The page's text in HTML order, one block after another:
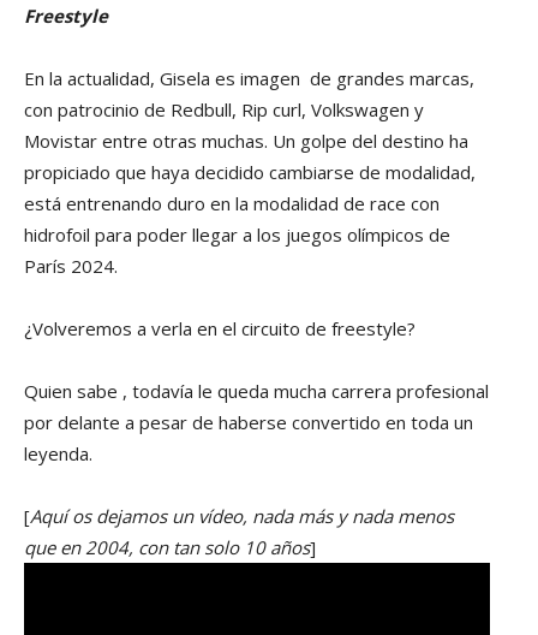
Freestyle
En la actualidad, Gisela es imagen de grandes marcas,
con patrocinio de Redbull, Rip curl, Volkswagen y
Movistar entre otras muchas. Un golpe del destino ha
propiciado que haya decidido cambiarse de modalidad,
está entrenando duro en la modalidad de race con
hidrofoil para poder llegar a los juegos olímpicos de
París 2024.
¿Volveremos a verla en el circuito de freestyle?
Quien sabe , todavía le queda mucha carrera profesional
por delante a pesar de haberse convertido en toda un
leyenda.
[Aquí os dejamos un vídeo, nada más y nada menos
que en 2004, con tan solo 10 años]